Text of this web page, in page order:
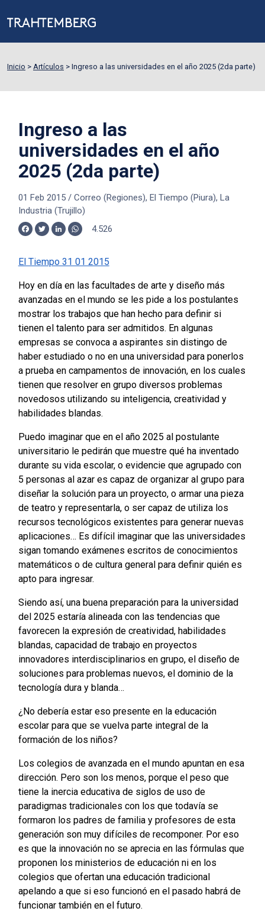
Inicio > Artículos > Ingreso a las universidades en el año 2025 (2da parte)
Ingreso a las
universidades en el año
2025 (2da parte)
01 Feb 2015/ Correo (Regiones), El Tiempo (Piura), La
Industria (Trujillo)
Facebook
TwitterLinkedInWhatsApp
4.526
El Tiempo 31 01 2015
Hoy en día en las facultades de arte y diseño más
avanzadas en el mundo se les pide a los postulantes
mostrar los trabajos que han hecho para definir si
tienen el talento para ser admitidos. En algunas
empresas se convoca a aspirantes sin distingo de
haber estudiado o no en una universidad para ponerlos
a prueba en campamentos de innovación, en los cuales
tienen que resolver en grupo diversos problemas
novedosos utilizando su inteligencia, creatividad y
habilidades blandas.
Puedo imaginar que en el año 2025 al postulante
universitario le pedirán que muestre qué ha inventado
durante su vida escolar, o evidencie que agrupado con
5 personas al azar es capaz de organizar al grupo para
diseñar la solución para un proyecto, o armar una pieza
de teatro y representarla, o ser capaz de utiliza los
recursos tecnológicos existentes para generar nuevas
aplicaciones… Es difícil imaginar que las universidades
sigan tomando exámenes escritos de conocimientos
matemáticos o de cultura general para definir quién es
apto para ingresar.
Siendo así, una buena preparación para la universidad
del 2025 estaría alineada con las tendencias que
favorecen la expresión de creatividad, habilidades
blandas, capacidad de trabajo en proyectos
innovadores interdisciplinarios en grupo, el diseño de
soluciones para problemas nuevos, el dominio de la
tecnología dura y blanda…
¿No debería estar eso presente en la educación
escolar para que se vuelva parte integral de la
formación de los niños?
Los colegios de avanzada en el mundo apuntan en esa
dirección. Pero son los menos, porque el peso que
tiene la inercia educativa de siglos de uso de
paradigmas tradicionales con los que todavía se
formaron los padres de familia y profesores de esta
generación son muy difíciles de recomponer. Por eso
es que la innovación no se aprecia en las fórmulas que
proponen los ministerios de educación ni en los
colegios que ofertan una educación tradicional
apelando a que si eso funcionó en el pasado habrá de
funcionar también en el futuro.